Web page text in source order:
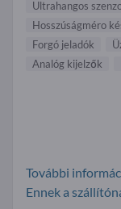
Ultrahangos
Hosszúságméro
Forgó jeladók
Analóg kijelzők
További
Ennek a